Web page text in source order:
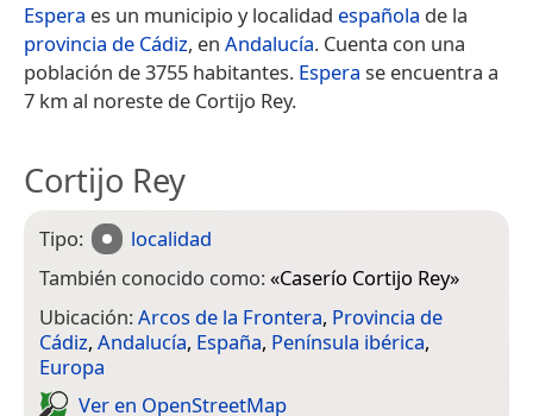
Espera es un municipio y localidad española de la
provincia de Cádiz, en Andalucía. Cuenta con una
población de 3755 habitantes. Espera se encuentra a
7 km al noreste de Cortijo Rey.
Cortijo Rey
Tipo:
localidad
También conocido como:«Caserío Cortijo Rey»
Ubicación:Arcos de la Frontera, Provincia de
Cádiz, Andalucía, España, Península ibérica,
Europa
Ver en Open­Street­Map